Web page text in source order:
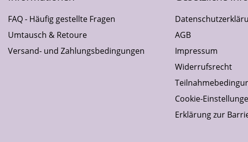
FAQ - Häufig gestellte Fragen
Umtausch & Retoure
Versand- und Zahlungsbedingungen
AGB
Impressum
Widerrufsrecht
Cookie-
Erklärung zur